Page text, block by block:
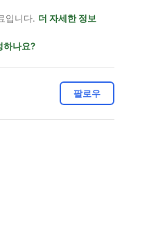
입니다. 더 자세한 정보
하나요?
팔로우